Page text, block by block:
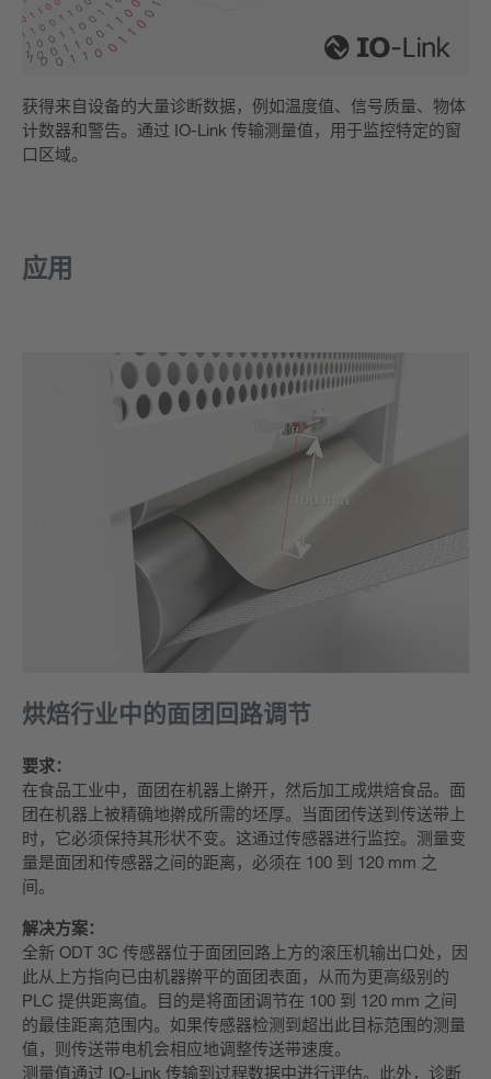
获得来自设备的大量诊断数据，例如温度值、信号质量、物体
计数器和警告。通过 IO-Link 传输测量值，用于监控特定的窗
口区域。
应用
烘焙行业中的面团回路调节
要求：
在食品工业中，面团在机器上擀开，然后加工成烘焙食品。面
团在机器上被精确地擀成所需的坯厚。当面团传送到传送带上
时，它必须保持其形状不变。这通过传感器进行监控。测量变
量是面团和传感器之间的距离，必须在 100 到 120 mm 之
间。
解决方案：
全新 ODT 3C 传感器位于面团回路上方的滚压机输出口处，因
此从上方指向已由机器擀平的面团表面，从而为更高级别的
PLC 提供距离值。目的是将面团调节在 100 到 120 mm 之间
的最佳距离范围内。如果传感器检测到超出此目标范围的测量
值，则传送带电机会相应地调整传送带速度。
测量值通过 IO-Link 传输到过程数据中进行评估。此外，诊断